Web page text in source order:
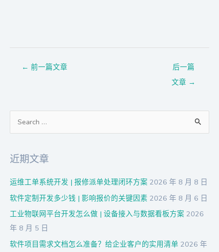
← 前一篇文章
后一篇
文章 →
：
近期文章
运维工单系统开发 | 报修派单处理闭环方案 2026 年 8 月 8 日
软件定制开发多少钱 | 影响报价的关键因素 2026 年 8 月 6 日
工业物联网平台开发怎么做 | 设备接入与数据看板方案 2026
年 8 月 5 日
软件项目需求文档怎么准备？给企业客户的实用清单 2026 年